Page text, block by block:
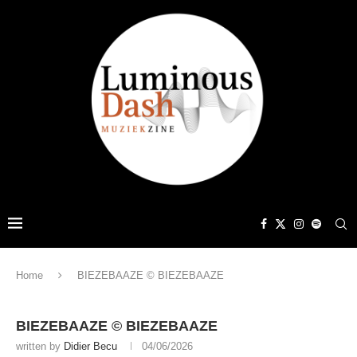
Home BIEZEBAAZE © BIEZEBAAZE
BIEZEBAAZE © BIEZEBAAZE
written by Didier Becu 04/06/2026